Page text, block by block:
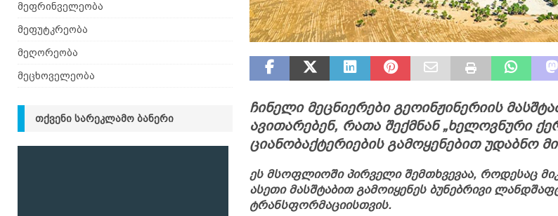
ჩინელი მეცნიერები გეოინჟინერიის
ავითარებენ, რათა შექმნან „ხელოვნური
ციანობაქტერიების გამოყენებით უდაბნო
ეს მსოფლიოში პირველი შემთხვევაა, როდესაც
ასეთი მასშტაბით გამოიყენეს ბუნებრივი
ტრანსფორმაციისთვის.
მეფრინველეობა
მეფუტკრეობა
მეღორეობა
მეცხოველეობა
ᲗᲥᲕᲔᲜᲘ ᲡᲐᲠᲔᲙᲚᲐᲛᲝ ᲑᲐᲜᲔᲠᲘ